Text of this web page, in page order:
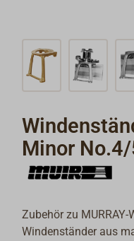
Minor
Zubehör zu MURRAY-
Windenständer aus